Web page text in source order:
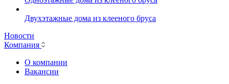
Двухэтажные дома из клееного бруса
Новости
Компания
О компании
Вакансии